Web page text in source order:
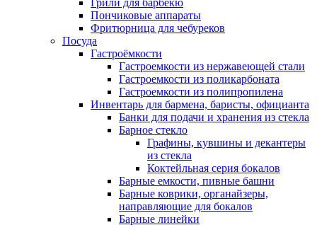
Грили для барбекю
Пончиковые аппараты
Фритюрница для чебуреков
Посуда
Гастроёмкости
Гастроемкости из нержавеющей стали
Гастроемкости из поликарбоната
Гастроемкости из полипропилена
Инвентарь для бармена, баристы, официанта
Банки для подачи и хранения из стекла
Барное стекло
Графины, кувшины и декантеры
из стекла
Коктейльная серия бокалов
Барные емкости, пивные башни
Барные коврики, органайзеры,
направляющие для бокалов
Барные линейки